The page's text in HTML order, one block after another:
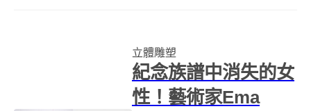
通常她會把貓咪和蔬菜、糖果、
餅乾等食物放在一...
立體雕塑
紀念族譜中消失的女
性！藝術家Ema